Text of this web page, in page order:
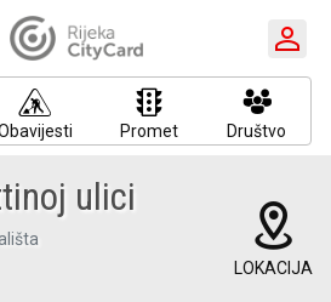
Promet Društvo
ulici
LOKACIJA